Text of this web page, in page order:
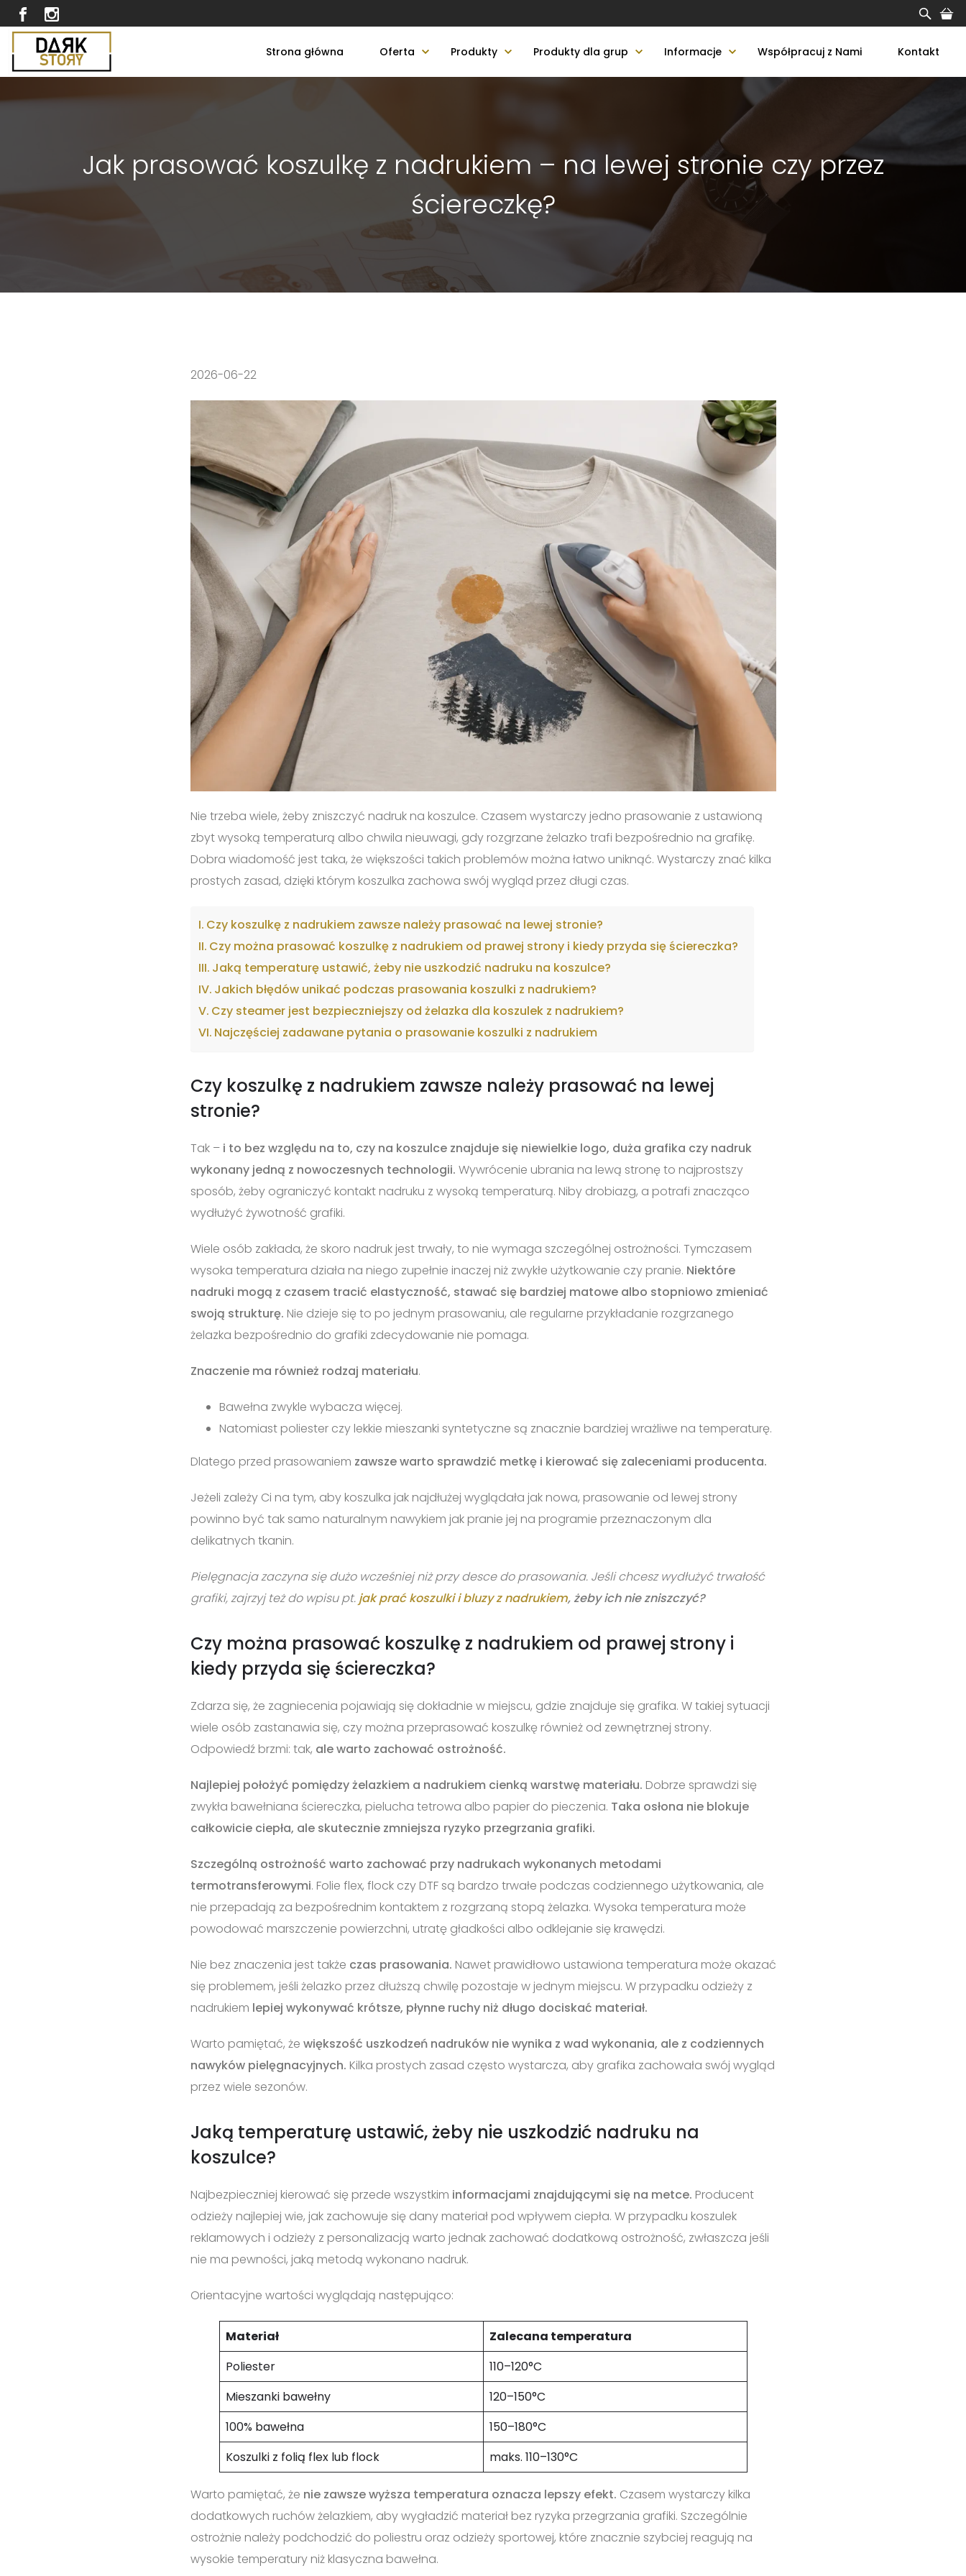
Strona główna Oferta Produkty Produkty dla grup Informacje Współpracuj z Nami Kontakt
Jak prasować koszulkę z nadrukiem – na lewej stronie czy przez
ściereczkę?
2026-06-22
Nie trzeba wiele, żeby zniszczyć nadruk na koszulce. Czasem wystarczy jedno prasowanie z ustawioną
zbyt wysoką temperaturą albo chwila nieuwagi, gdy rozgrzane żelazko trafi bezpośrednio na grafikę.
Dobra wiadomość jest taka, że większości takich problemów można łatwo uniknąć. Wystarczy znać kilka
prostych zasad, dzięki którym koszulka zachowa swój wygląd przez długi czas.
Czy koszulkę z nadrukiem zawsze należy prasować na lewej stronie?
Czy można prasować koszulkę z nadrukiem od prawej strony i kiedy przyda się ściereczka?
Jaką temperaturę ustawić, żeby nie uszkodzić nadruku na koszulce?
Jakich błędów unikać podczas prasowania koszulki z nadrukiem?
Czy steamer jest bezpieczniejszy od żelazka dla koszulek z nadrukiem?
Najczęściej zadawane pytania o prasowanie koszulki z nadrukiem
Czy koszulkę z nadrukiem zawsze należy prasować na lewej
stronie?
Tak – i to bez względu na to, czy na koszulce znajduje się niewielkie logo, duża grafika czy nadruk
wykonany jedną z nowoczesnych technologii. Wywrócenie ubrania na lewą stronę to najprostszy
sposób, żeby ograniczyć kontakt nadruku z wysoką temperaturą. Niby drobiazg, a potrafi znacząco
wydłużyć żywotność grafiki.
Wiele osób zakłada, że skoro nadruk jest trwały, to nie wymaga szczególnej ostrożności. Tymczasem
wysoka temperatura działa na niego zupełnie inaczej niż zwykłe użytkowanie czy pranie. Niektóre
nadruki mogą z czasem tracić elastyczność, stawać się bardziej matowe albo stopniowo zmieniać
swoją strukturę. Nie dzieje się to po jednym prasowaniu, ale regularne przykładanie rozgrzanego
żelazka bezpośrednio do grafiki zdecydowanie nie pomaga.
Znaczenie ma również rodzaj materiału.
Bawełna zwykle wybacza więcej.
Natomiast poliester czy lekkie mieszanki syntetyczne są znacznie bardziej wrażliwe na temperaturę.
Dlatego przed prasowaniem zawsze warto sprawdzić metkę i kierować się zaleceniami producenta.
Jeżeli zależy Ci na tym, aby koszulka jak najdłużej wyglądała jak nowa, prasowanie od lewej strony
powinno być tak samo naturalnym nawykiem jak pranie jej na programie przeznaczonym dla
delikatnych tkanin.
Pielęgnacja zaczyna się dużo wcześniej niż przy desce do prasowania. Jeśli chcesz wydłużyć trwałość
grafiki, zajrzyj też do wpisu pt. jak prać koszulki i bluzy z nadrukiem, żeby ich nie zniszczyć?
Czy można prasować koszulkę z nadrukiem od prawej strony i
kiedy przyda się ściereczka?
Zdarza się, że zagniecenia pojawiają się dokładnie w miejscu, gdzie znajduje się grafika. W takiej sytuacji
wiele osób zastanawia się, czy można przeprasować koszulkę również od zewnętrznej strony.
Odpowiedź brzmi: tak, ale warto zachować ostrożność.
Najlepiej położyć pomiędzy żelazkiem a nadrukiem cienką warstwę materiału. Dobrze sprawdzi się
zwykła bawełniana ściereczka, pielucha tetrowa albo papier do pieczenia. Taka osłona nie blokuje
całkowicie ciepła, ale skutecznie zmniejsza ryzyko przegrzania grafiki.
Szczególną ostrożność warto zachować przy nadrukach wykonanych metodami
termotransferowymi. Folie flex, flock czy DTF są bardzo trwałe podczas codziennego użytkowania, ale
nie przepadają za bezpośrednim kontaktem z rozgrzaną stopą żelazka. Wysoka temperatura może
powodować marszczenie powierzchni, utratę gładkości albo odklejanie się krawędzi.
Nie bez znaczenia jest także czas prasowania. Nawet prawidłowo ustawiona temperatura może okazać
się problemem, jeśli żelazko przez dłuższą chwilę pozostaje w jednym miejscu. W przypadku odzieży z
nadrukiem lepiej wykonywać krótsze, płynne ruchy niż długo dociskać materiał.
Warto pamiętać, że większość uszkodzeń nadruków nie wynika z wad wykonania, ale z codziennych
nawyków pielęgnacyjnych. Kilka prostych zasad często wystarcza, aby grafika zachowała swój wygląd
przez wiele sezonów.
Jaką temperaturę ustawić, żeby nie uszkodzić nadruku na
koszulce?
Najbezpieczniej kierować się przede wszystkim informacjami znajdującymi się na metce. Producent
odzieży najlepiej wie, jak zachowuje się dany materiał pod wpływem ciepła. W przypadku koszulek
reklamowych i odzieży z personalizacją warto jednak zachować dodatkową ostrożność, zwłaszcza jeśli
nie ma pewności, jaką metodą wykonano nadruk.
Orientacyjne wartości wyglądają następująco:
Materiał
Zalecana temperatura
Poliester
110–120°C
Mieszanki bawełny
120–150°C
100% bawełna
150–180°C
Koszulki z folią flex lub flock
maks. 110–130°C
Warto pamiętać, że nie zawsze wyższa temperatura oznacza lepszy efekt. Czasem wystarczy kilka
dodatkowych ruchów żelazkiem, aby wygładzić materiał bez ryzyka przegrzania grafiki. Szczególnie
ostrożnie należy podchodzić do poliestru oraz odzieży sportowej, które znacznie szybciej reagują na
wysokie temperatury niż klasyczna bawełna.